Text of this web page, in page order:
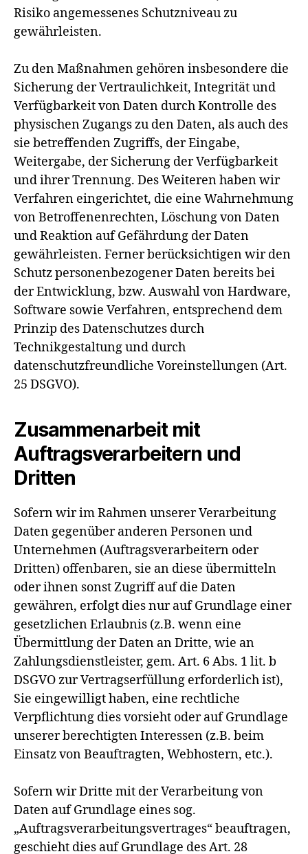
Risiko angemessenes Schutzniveau zu
gewährleisten.
Zu den Maßnahmen gehören insbesondere die
Sicherung der Vertraulichkeit, Integrität und
Verfügbarkeit von Daten durch Kontrolle des
physischen Zugangs zu den Daten, als auch des
sie betreffenden Zugriffs, der Eingabe,
Weitergabe, der Sicherung der Verfügbarkeit
und ihrer Trennung. Des Weiteren haben wir
Verfahren eingerichtet, die eine Wahrnehmung
von Betroffenenrechten, Löschung von Daten
und Reaktion auf Gefährdung der Daten
gewährleisten. Ferner berücksichtigen wir den
Schutz personenbezogener Daten bereits bei
der Entwicklung, bzw. Auswahl von Hardware,
Software sowie Verfahren, entsprechend dem
Prinzip des Datenschutzes durch
Technikgestaltung und durch
datenschutzfreundliche Voreinstellungen (Art.
25 DSGVO).
Zusammenarbeit mit
Auftragsverarbeitern und
Dritten
Sofern wir im Rahmen unserer Verarbeitung
Daten gegenüber anderen Personen und
Unternehmen (Auftragsverarbeitern oder
Dritten) offenbaren, sie an diese übermitteln
oder ihnen sonst Zugriff auf die Daten
gewähren, erfolgt dies nur auf Grundlage einer
gesetzlichen Erlaubnis (z.B. wenn eine
Übermittlung der Daten an Dritte, wie an
Zahlungsdienstleister, gem. Art. 6 Abs. 1 lit. b
DSGVO zur Vertragserfüllung erforderlich ist),
Sie eingewilligt haben, eine rechtliche
Verpflichtung dies vorsieht oder auf Grundlage
unserer berechtigten Interessen (z.B. beim
Einsatz von Beauftragten, Webhostern, etc.).
Sofern wir Dritte mit der Verarbeitung von
Daten auf Grundlage eines sog.
„Auftragsverarbeitungsvertrages“ beauftragen,
geschieht dies auf Grundlage des Art. 28